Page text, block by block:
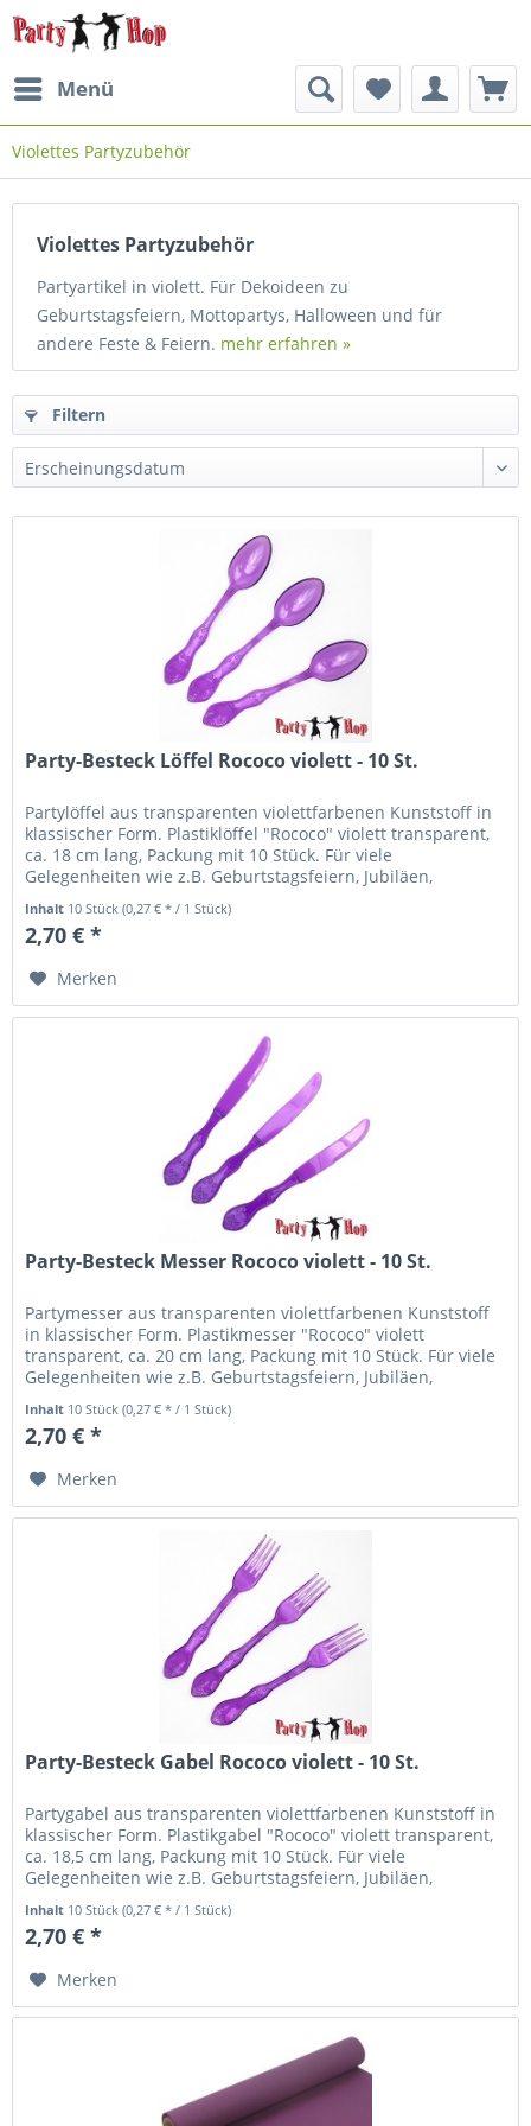
Menü
Violettes Partyzubehör
Violettes Partyzubehör
Partyartikel in violett. Für Dekoideen zu
Geburtstagsfeiern, Mottopartys, Halloween und für
andere Feste & Feiern. mehr erfahren »
Filtern
Party-Besteck Löffel Rococo violett - 10 St.
Partylöffel aus transparenten violettfarbenen Kunststoff in
klassischer Form. Plastiklöffel "Rococo" violett transparent,
ca. 18 cm lang, Packung mit 10 Stück. Für viele
Gelegenheiten wie z.B. Geburtstagsfeiern, Jubiläen,
Inhalt 10 Stück(0,27 € * / 1 Stück)
2,70 € *
Merken
Party-Besteck Messer Rococo violett - 10 St.
Partymesser aus transparenten violettfarbenen Kunststoff
in klassischer Form. Plastikmesser "Rococo" violett
transparent, ca. 20 cm lang, Packung mit 10 Stück. Für viele
Gelegenheiten wie z.B. Geburtstagsfeiern, Jubiläen,
Inhalt 10 Stück(0,27 € * / 1 Stück)
2,70 € *
Merken
Party-Besteck Gabel Rococo violett - 10 St.
Partygabel aus transparenten violettfarbenen Kunststoff in
klassischer Form. Plastikgabel "Rococo" violett transparent,
ca. 18,5 cm lang, Packung mit 10 Stück. Für viele
Gelegenheiten wie z.B. Geburtstagsfeiern, Jubiläen,
Inhalt 10 Stück(0,27 € * / 1 Stück)
2,70 € *
Merken